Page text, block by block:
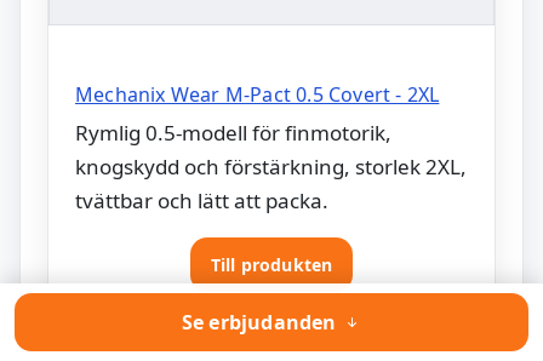
Mechanix Wear M-Pact 0.5 Covert - 2XL
Rymlig 0.5-modell för finmotorik,
knogskydd och förstärkning, storlek 2XL,
tvättbar och lätt att packa.
Till produkten
Se erbjudanden